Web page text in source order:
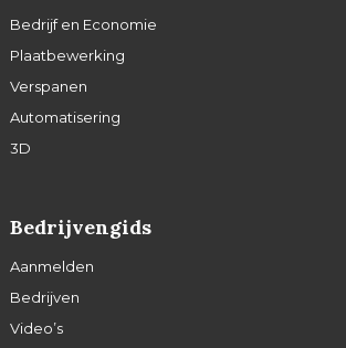
Bedrijf en Economie
Plaatbewerking
Verspanen
Automatisering
3D
Bedrijvengids
Aanmelden
Bedrijven
Video’s